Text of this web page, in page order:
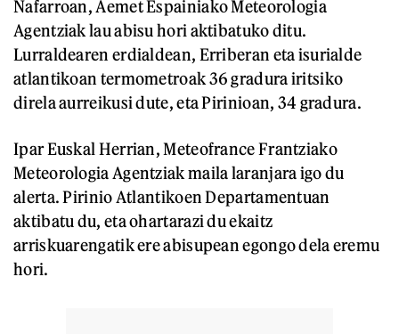
Nafarroan, Aemet Espainiako Meteorologia
Agentziak lau abisu hori aktibatuko ditu.
Lurraldearen erdialdean, Erriberan eta isurialde
atlantikoan termometroak 36 gradura iritsiko
direla aurreikusi dute, eta Pirinioan, 34 gradura.
Ipar Euskal Herrian, Meteofrance Frantziako
Meteorologia Agentziak maila laranjara igo du
alerta. Pirinio Atlantikoen Departamentuan
aktibatu du, eta ohartarazi du ekaitz
arriskuarengatik ere abisupean egongo dela eremu
hori.